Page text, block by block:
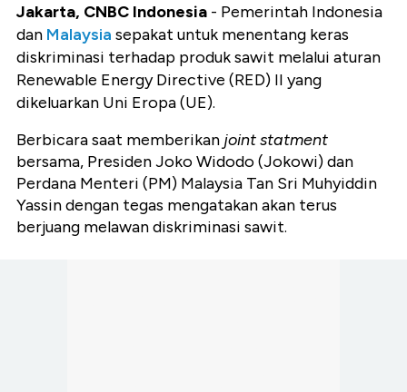
Jakarta, CNBC Indonesia - Pemerintah Indonesia
dan Malaysia sepakat untuk menentang keras
diskriminasi terhadap produk sawit melalui aturan
Renewable Energy Directive (RED) II yang
dikeluarkan Uni Eropa (UE).
Berbicara saat memberikan joint statment
bersama, Presiden Joko Widodo (Jokowi) dan
Perdana Menteri (PM) Malaysia Tan Sri Muhyiddin
Yassin dengan tegas mengatakan akan terus
berjuang melawan diskriminasi sawit.